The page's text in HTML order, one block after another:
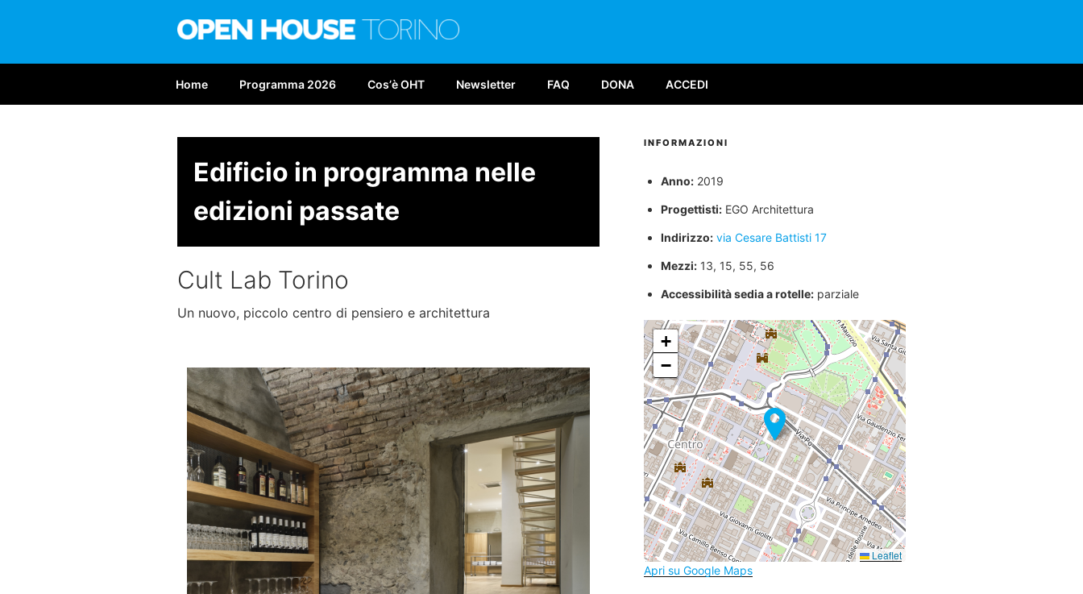
OPEN HOUSE TORINO
Home Programma 2026 Cosʼè OHT Newsletter FAQ DONA ACCEDI
Edificio in programma nelle
edizioni passate
Cult Lab Torino
Un nuovo, piccolo centro di pensiero e architettura
INFORMAZIONI
Anno:2019
Progettisti:EGO Architettura
Indirizzo: via Cesare Battisti 17
Mezzi:13, 15, 55, 56
Accessibilità sedia a rotelle:parziale
+
−
Leaflet
Apri su Google Maps